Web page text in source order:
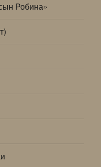
Робина»